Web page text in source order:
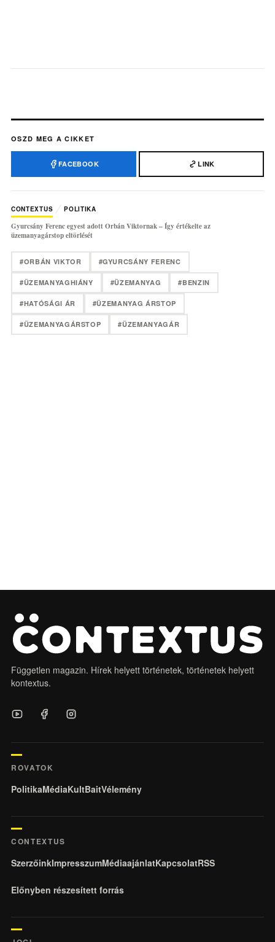
OSZD MEG A CIKKET
FACEBOOK LINK
CONTEXTUS POLITIKA
Gyurcsány Ferenc egyest adott Orbán Viktornak – Így értékelte az
üzemanyagárstop eltörlését
#ORBÁN VIKTOR #GYURCSÁNY FERENC
#ÜZEMANYAGHIÁNY #ÜZEMANYAG #BENZIN
#HATÓSÁGI ÁR #ÜZEMANYAG ÁRSTOP
#ÜZEMANYAGÁRSTOP #ÜZEMANYAGÁR
Független magazin. Hírek helyett történetek, történetek helyett
kontextus.
ROVATOK
PolitikaMédiaKultBaitVélemény
CONTEXTUS
SzerzőinkImpresszumMédiaajánlatKapcsolatRSS
Előnyben részesített forrás